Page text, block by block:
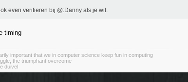
even verifieren bij @:Danny als je wil.
timing
important that we in computer science keep fun in computing
the triumphant overcome
duivel